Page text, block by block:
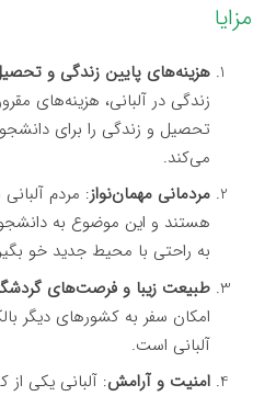
مزایا
هزینه‌های پایین زندگی و
زندگی در آلبانی، هزینه‌های
تحصیل و زندگی را برای
می‌کند.
مردمانی مهمان‌نواز: مردم
هستند و این موضوع به
به راحتی با محیط جدید خو
طبیعت زیبا و فرصت‌های
امکان سفر به کشورهای دیگر
آلبانی است.
امنیت و آرامش: آلبانی یکی